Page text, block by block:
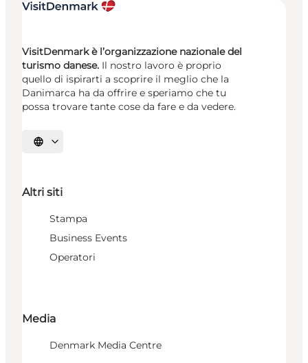
VisitDenmark è l’organizzazione nazionale del
turismo danese. Il nostro lavoro è proprio
quello di ispirarti a scoprire il meglio che la
Danimarca ha da offrire e speriamo che tu
possa trovare tante cose da fare e da vedere.
Seleziona la lingua
Altri siti
Stampa
Business Events
Operatori
Media
Denmark Media Centre